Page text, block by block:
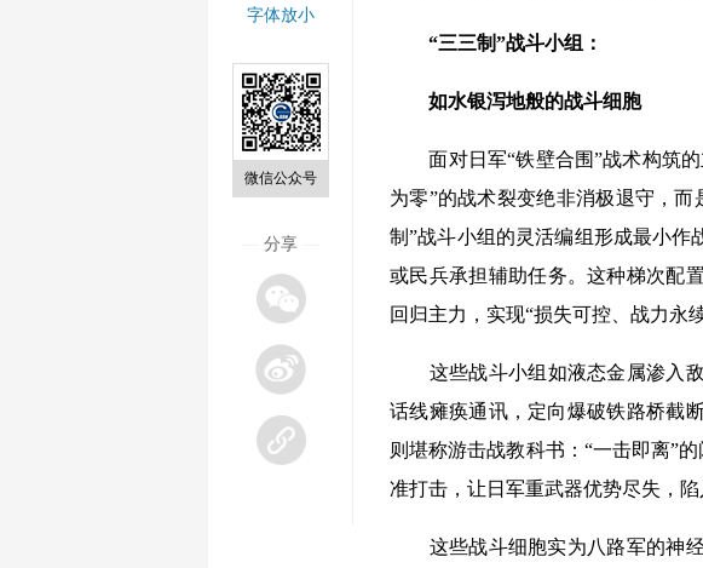
字体放小
微信公众号
分享
“三三制”战斗小组：
如水银泻地般的战斗细胞
面对日军“铁壁合围”战术构筑的
为零”的战术裂变绝非消极退守，
制”战斗小组的灵活编组形成最小
或民兵承担辅助任务。这种梯次配
回归主力，实现“损失可控、战力永续
这些战斗小组如液态金属渗入敌
话线瘫痪通讯，定向爆破铁路桥截
则堪称游击战教科书：“一击即离”
准打击，让日军重武器优势尽失，
这些战斗细胞实为八路军的神经